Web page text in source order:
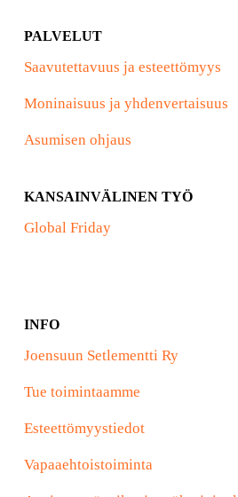
PALVELUT
Saavutettavuus ja esteettömyys
Moninaisuus ja yhdenvertaisuus
Asumisen ohjaus
KANSAINVÄLINEN TYÖ
Global Friday
INFO
Joensuun Setlementti Ry
Tue toimintaamme
Esteettömyystiedot
Vapaaehtoistoiminta